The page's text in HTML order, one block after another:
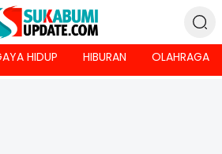
HIDUP HIBURAN OLAHRAGA